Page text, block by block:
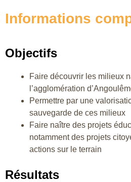
Informations
Objectifs
Faire découvrir les milieux
l’agglomération
Permettre par une
sauvegarde de ces milieux
Faire naître des projets
notamment des projets
actions sur le terrain
Résultats